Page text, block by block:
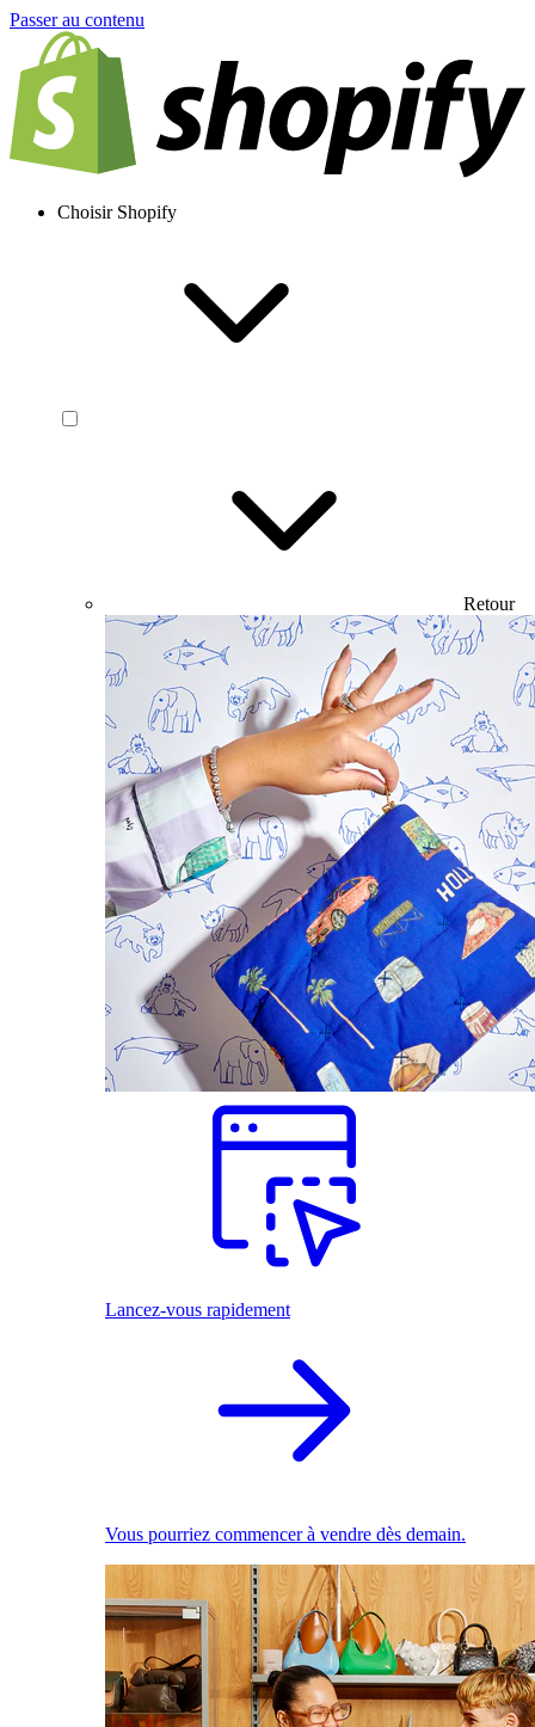
Passer au contenu
Choisir Shopify
Retour
Lancez-vous rapidement
Vous pourriez commencer à vendre dès demain.